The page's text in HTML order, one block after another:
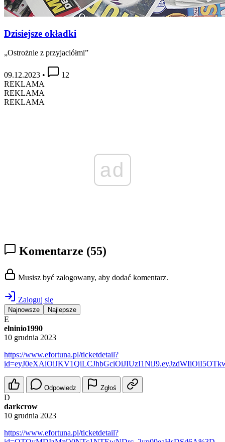
Dzisiejsze okładki
„Ostrożnie z przyjaciółmi”
09.12.2023 •
12
REKLAMA
REKLAMA
REKLAMA
ad
Komentarze (55)
Musisz być zalogowany, aby dodać komentarz.
Zaloguj się
Najnowsze Najlepsze
E
elninio1990
10 grudnia 2023
https://www.efortuna.pl/ticketdetail?
Odpowiedz Zgłoś
D
darkcrow
10 grudnia 2023
https://www.efortuna.pl/ticketdetail?